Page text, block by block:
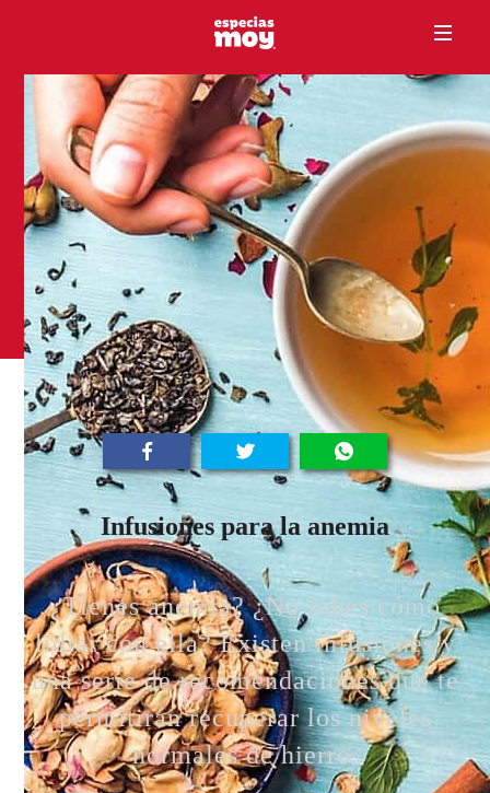
Infusiones para la anemia
¿Tienes anemia? ¿No sabes cómo
lidiar con ella? Existen infusiones y
una serie de recomendaciones que te
permitirán recuperar los niveles
normales de hierro.